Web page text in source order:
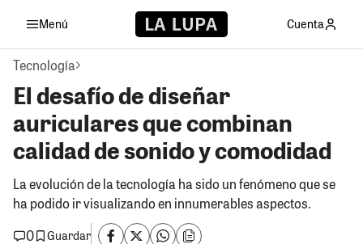
Menú Cuenta
Tecnología
El desafío de diseñar
auriculares que combinan
calidad de sonido y comodidad
La evolución de la tecnología ha sido un fenómeno que se
ha podido ir visualizando en innumerables aspectos.
0
Guardar